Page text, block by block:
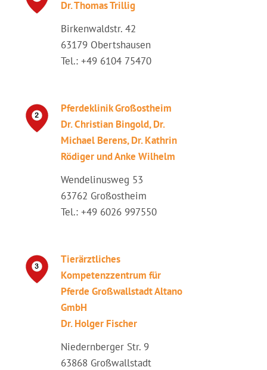
Dr. Thomas Trillig
Birkenwaldstr. 42
63179 Obertshausen
Tel.: +49 6104 75470
Pferdeklinik Großostheim
Dr. Christian Bingold, Dr.
Michael Berens, Dr. Kathrin
Rödiger und Anke Wilhelm
Wendelinusweg 53
63762 Großostheim
Tel.: +49 6026 997550
Tierärztliches
Kompetenzzentrum für
Pferde Großwallstadt Altano
GmbH
Dr. Holger Fischer
Niedernberger Str. 9
63868 Großwallstadt